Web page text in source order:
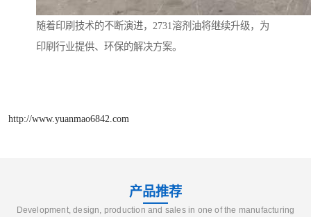
随着印刷技术的不断演进，2731溶剂油将继续升级，为
印刷行业提供、环保的解决方案。
http://www.yuanmao6842.com
产品推荐
Development, design, production and sales in one of the manufacturing